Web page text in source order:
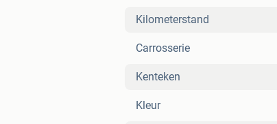
Kilometerstand
Carrosserie
Kenteken
Kleur